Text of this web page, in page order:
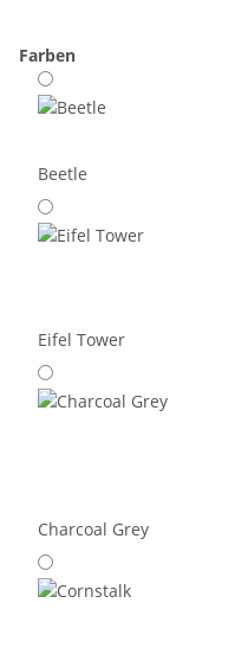
Farben
Beetle
Eifel Tower
Charcoal Grey